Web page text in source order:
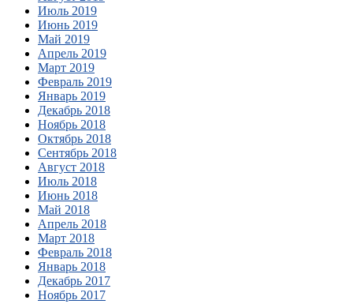
Июль 2019
Июнь 2019
Май 2019
Апрель 2019
Март 2019
Февраль 2019
Январь 2019
Декабрь 2018
Ноябрь 2018
Октябрь 2018
Сентябрь 2018
Август 2018
Июль 2018
Июнь 2018
Май 2018
Апрель 2018
Март 2018
Февраль 2018
Январь 2018
Декабрь 2017
Ноябрь 2017